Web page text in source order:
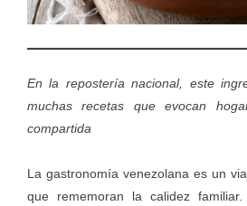
En la repostería nacional, este
muchas recetas que evocan
compartida
La gastronomía venezolana es un
que rememoran la calidez